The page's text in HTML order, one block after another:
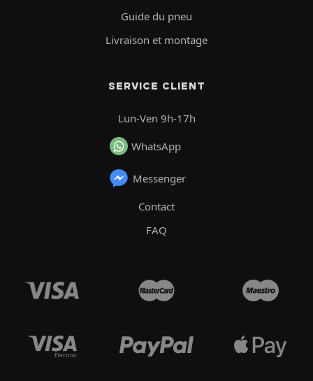
Guide du pneu
Livraison et montage
SERVICE CLIENT
Lun-Ven 9h-17h
WhatsApp
Messenger
Contact
FAQ